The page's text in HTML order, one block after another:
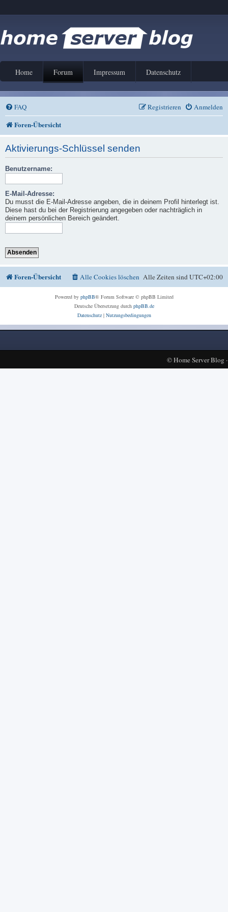
Home Forum Impressum Datenschutz
FAQ Anmelden
Registrieren
Foren-Übersicht
Aktivierungs-Schlüssel senden
Benutzername:
E-Mail-Adresse:
Du musst die E-Mail-Adresse angeben, die in deinem Profil hinterlegt ist.
Diese hast du bei der Registrierung angegeben oder nachträglich in
deinem persönlichen Bereich geändert.
Foren-Übersicht Alle Zeiten sindUTC+02:00
Alle Cookies löschen
Powered by phpBB® Forum Software © phpBB Limited
Deutsche Übersetzung durch phpBB.de
Datenschutz| Nutzungsbedingungen
©Home Server Blog